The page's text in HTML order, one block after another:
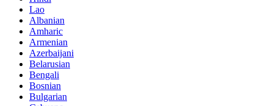
Lao
Albanian
Amharic
Armenian
Azerbaijani
Belarusian
Bengali
Bosnian
Bulgarian